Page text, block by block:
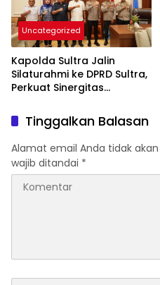
Uncategorized
Kapolda Sultra Jalin
Silaturahmi ke DPRD Sultra,
Perkuat Sinergitas
Kemajuan Daerah
Tinggalkan Balasan
Alamat email Anda tidak akan
wajib ditandai *